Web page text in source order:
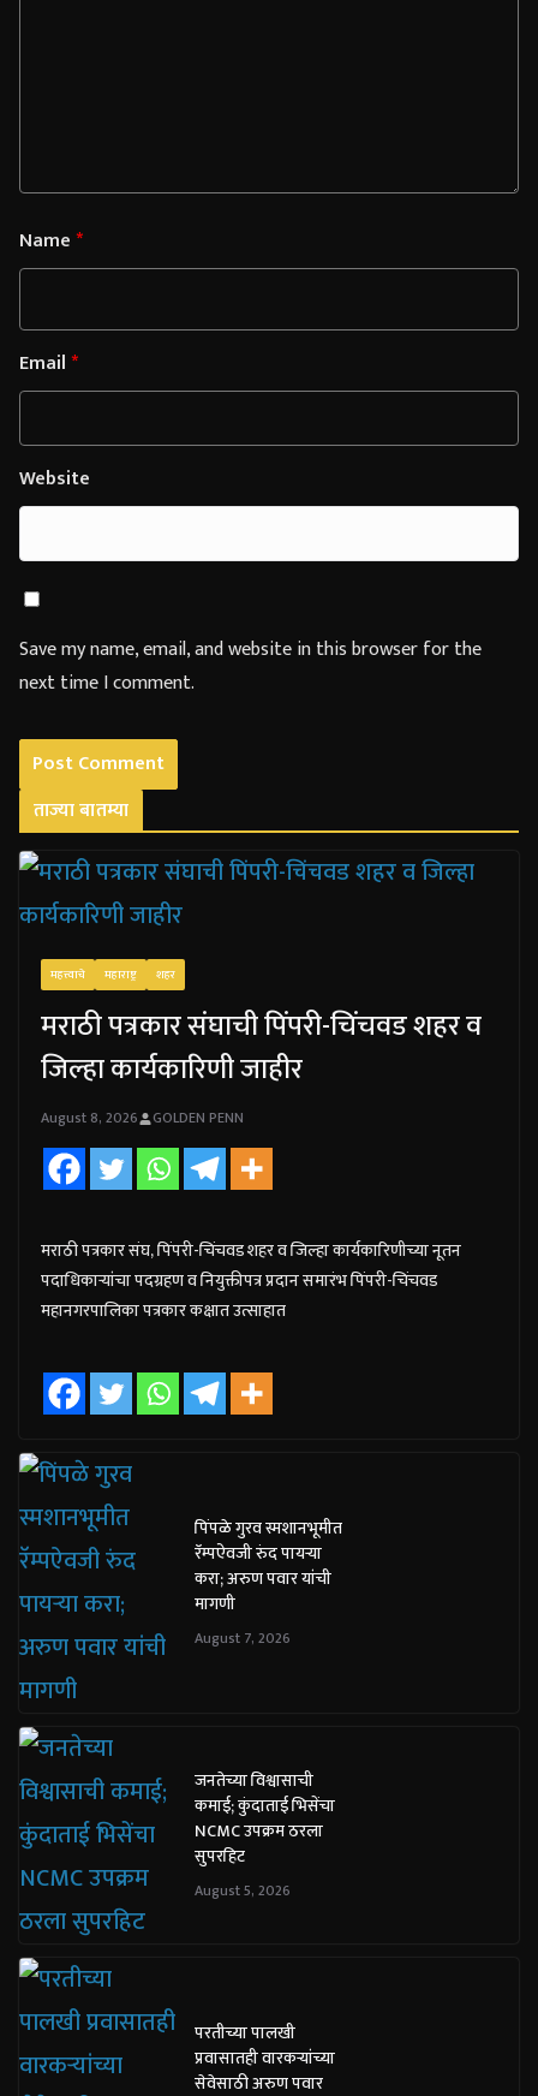
Name*
Email*
Website
Save my name, email, and website in this browser for the
next time I comment.
ताज्या बातम्या
महत्त्वाचे महाराष्ट्र शहर
मराठी पत्रकार संघाची पिंपरी-चिंचवड शहर व
जिल्हा कार्यकारिणी जाहीर
August 8, 2026 GOLDEN PENN
मराठी पत्रकार संघ, पिंपरी-चिंचवड शहर व जिल्हा कार्यकारिणीच्या नूतन
पदाधिकाऱ्यांचा पदग्रहण व नियुक्तीपत्र प्रदान समारंभ पिंपरी-चिंचवड
महानगरपालिका पत्रकार कक्षात उत्साहात
पिंपळे गुरव स्मशानभूमीत
रॅम्पऐवजी रुंद पायऱ्या
करा; अरुण पवार यांची
मागणी
August 7, 2026
जनतेच्या विश्वासाची
कमाई; कुंदाताई भिसेंचा
NCMC उपक्रम ठरला
सुपरहिट
August 5, 2026
परतीच्या पालखी
प्रवासातही वारकऱ्यांच्या
सेवेसाठी अरुण पवार